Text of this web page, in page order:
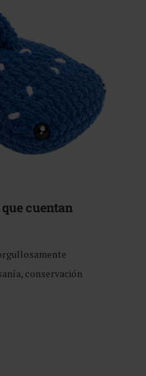
cuentan
conservación